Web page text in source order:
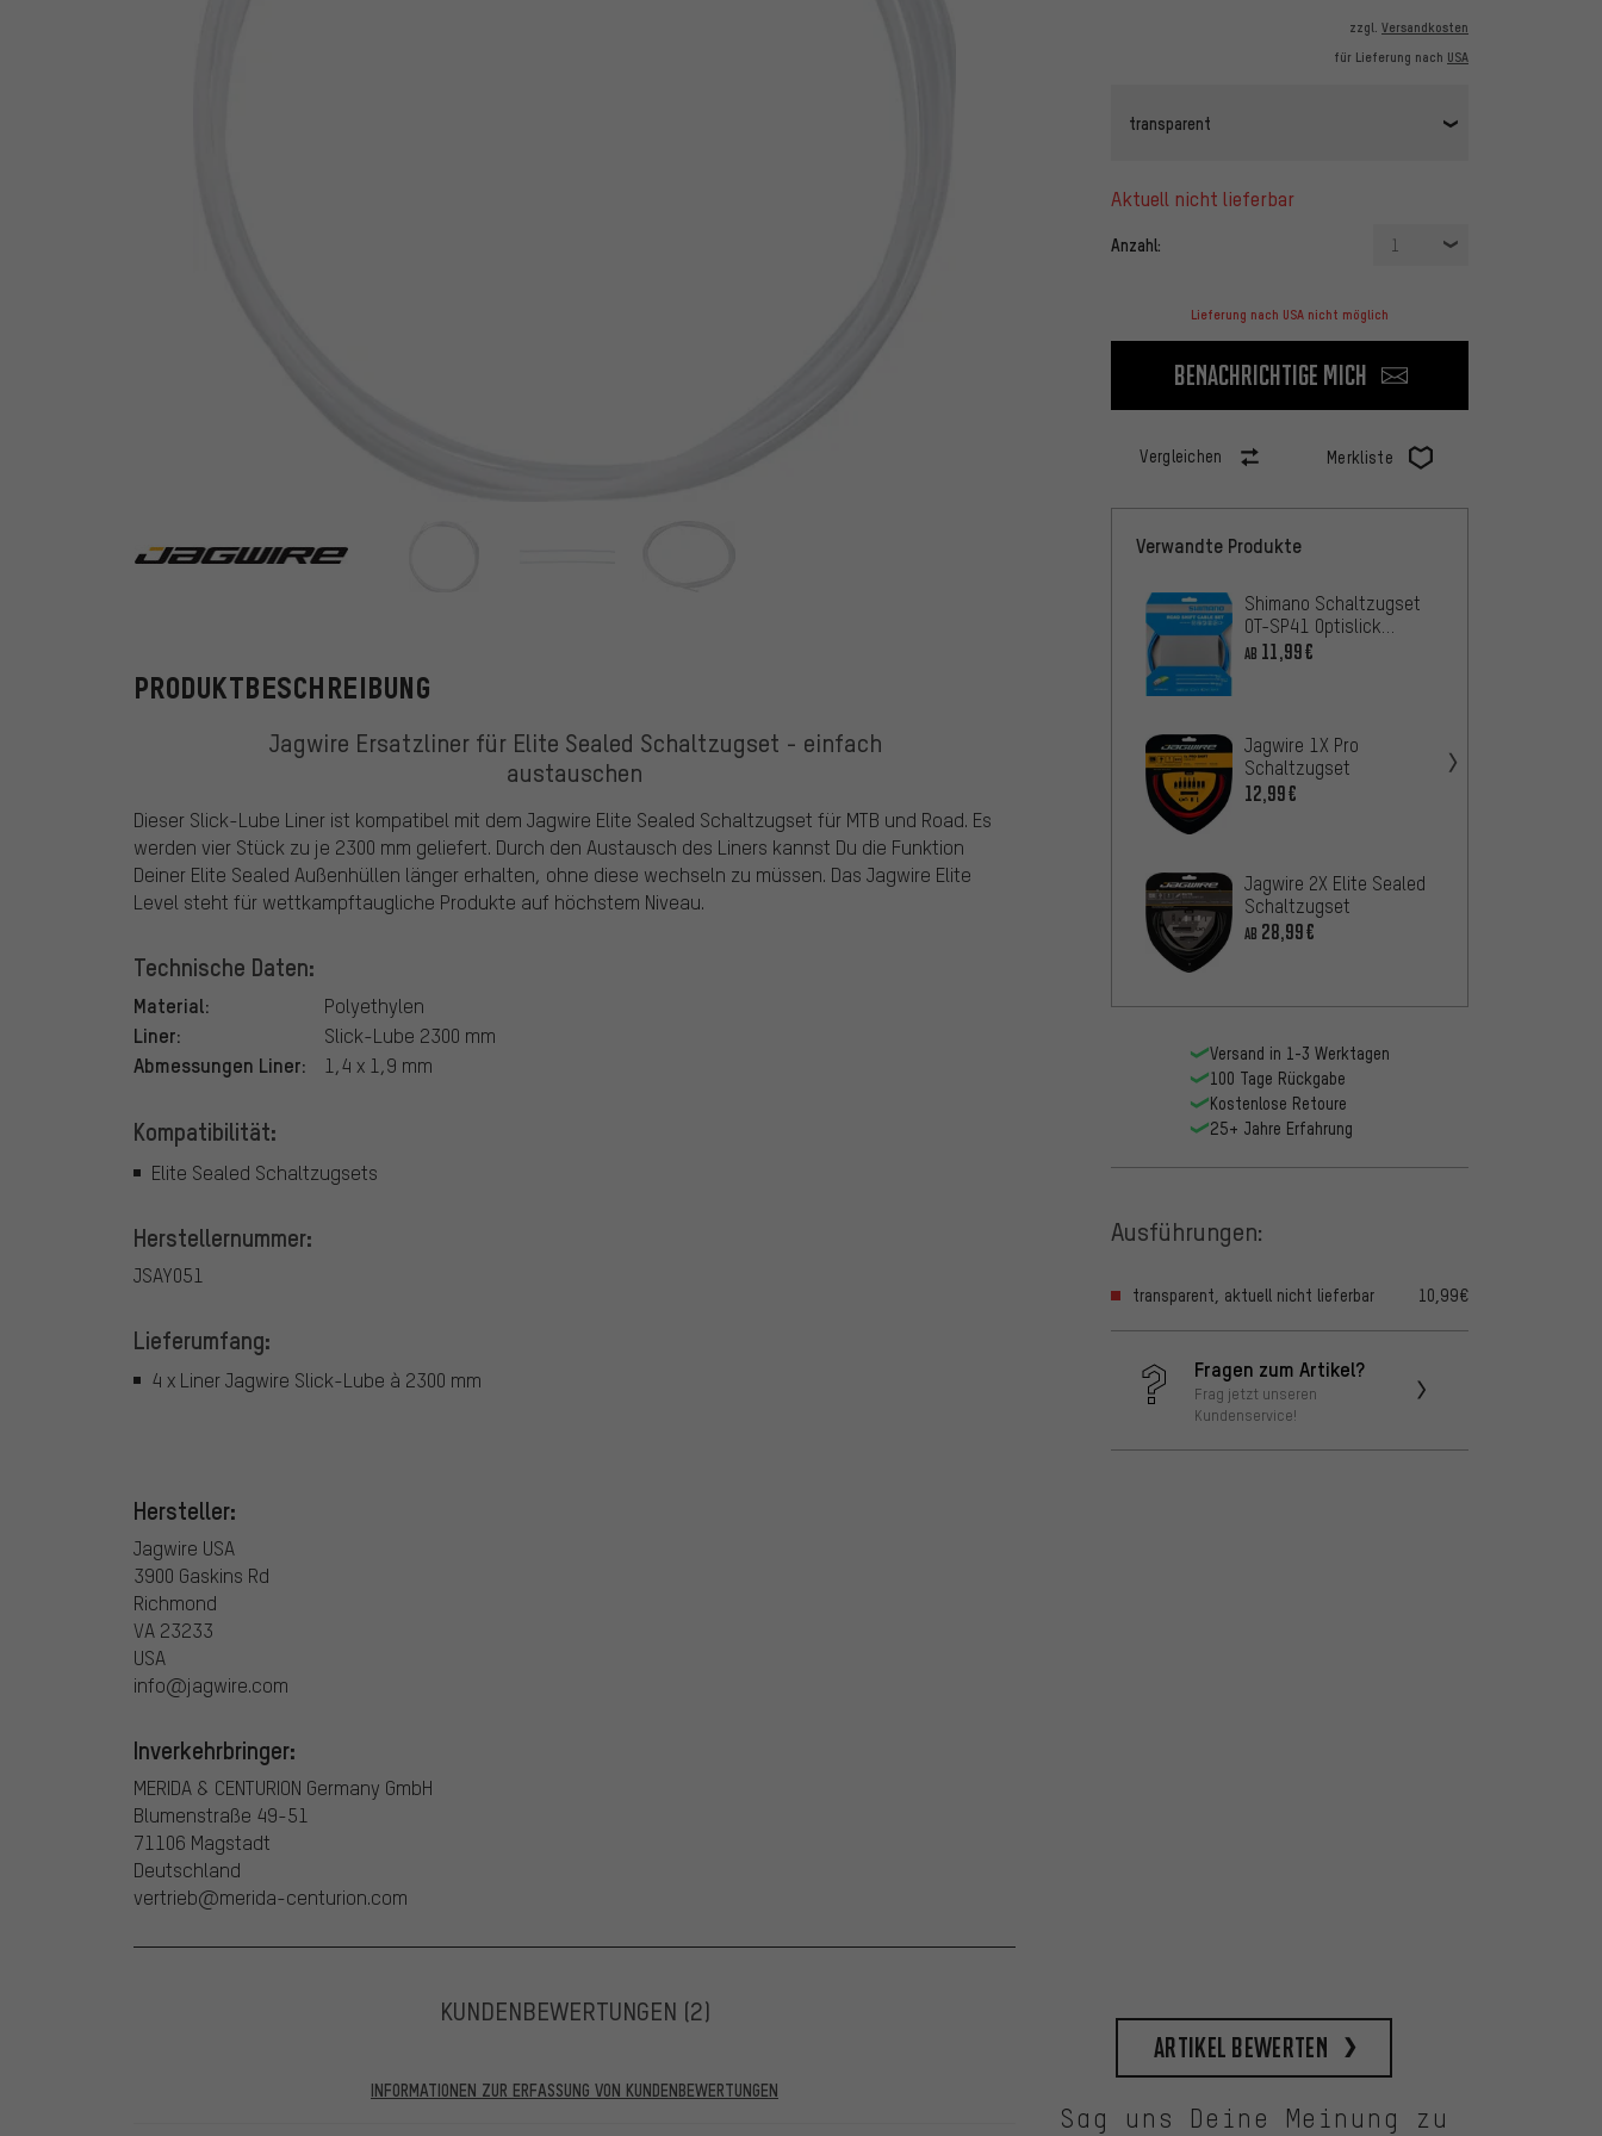
zzgl. Versandkosten
für Lieferung nach USA
transparent
aktuell nicht lieferbar
Anzahl: 1
Lieferung nach USA nicht möglich
Benachrichtige mich
Vergleichen Merkliste
PRODUKTBESCHREIBUNG
Jagwire Ersatzliner für Elite Sealed Schaltzugset - einfach
austauschen
Dieser Slick-Lube Liner ist kompatibel mit dem Jagwire Elite Sealed Schaltzugset für MTB und Road. Es
werden vier Stück zu je 2300 mm geliefert. Durch den Austausch des Liners kannst Du die Funktion
Deiner Elite Sealed Außenhüllen länger erhalten, ohne diese wechseln zu müssen. Das Jagwire Elite
Level steht für wettkampftaugliche Produkte auf höchstem Niveau.
Technische Daten:
Material: Polyethylen
Liner: Slick-Lube 2300 mm
Abmessungen Liner: 1,4 x 1,9 mm
Kompatibilität:
Elite Sealed Schaltzugsets
Herstellernummer:
JSAY051
Lieferumfang:
4 x Liner Jagwire Slick-Lube à 2300 mm
Hersteller:
Jagwire USA
3900 Gaskins Rd
Richmond
VA 23233
USA
info@jagwire.com
Inverkehrbringer:
MERIDA & CENTURION Germany GmbH
Blumenstraße 49-51
71106 Magstadt
Deutschland
vertrieb@merida-centurion.com
Verwandte Produkte
Shimano Schaltzugset
OT-SP41 Optislick
Rennrad
AB 11,99€
Jagwire 1X Pro
Schaltzugset
12,99€
Jagwire 2X Elite Sealed
Schaltzugset
AB 28,99€
Versand in 1-3 Werktagen
100 Tage Rückgabe
Kostenlose Retoure
25+ Jahre Erfahrung
Ausführungen:
transparent, aktuell nicht lieferbar 10,99€
Fragen zum Artikel?
Frag jetzt unseren
Kundenservice!
KUNDENBEWERTUNGEN (2)
INFORMATIONEN ZUR ERFASSUNG VON KUNDENBEWERTUNGEN
Artikel bewerten
Sag uns Deine Meinung zu